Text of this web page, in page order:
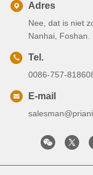
Adres
Nee, dat is niet
Nanhai, Foshan.
Tel.
0086-757-
E-mail